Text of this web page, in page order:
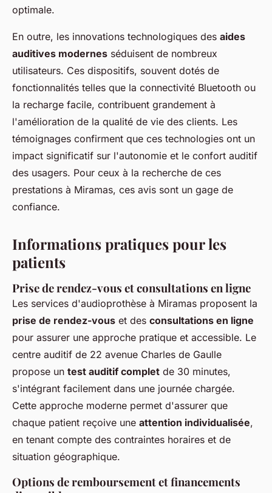
optimale.
En outre, les innovations technologiques des aides
auditives modernes séduisent de nombreux
utilisateurs. Ces dispositifs, souvent dotés de
fonctionnalités telles que la connectivité Bluetooth ou
la recharge facile, contribuent grandement à
l'amélioration de la qualité de vie des clients. Les
témoignages confirment que ces technologies ont un
impact significatif sur l'autonomie et le confort auditif
des usagers. Pour ceux à la recherche de ces
prestations à Miramas, ces avis sont un gage de
confiance.
Informations pratiques pour les
patients
Prise de rendez-vous et consultations en ligne
Les services d'audioprothèse à Miramas proposent la
prise de rendez-vous et des consultations en ligne
pour assurer une approche pratique et accessible. Le
centre auditif de 22 avenue Charles de Gaulle
propose un test auditif complet de 30 minutes,
s'intégrant facilement dans une journée chargée.
Cette approche moderne permet d'assurer que
chaque patient reçoive une attention individualisée,
en tenant compte des contraintes horaires et de
situation géographique.
Options de remboursement et financements